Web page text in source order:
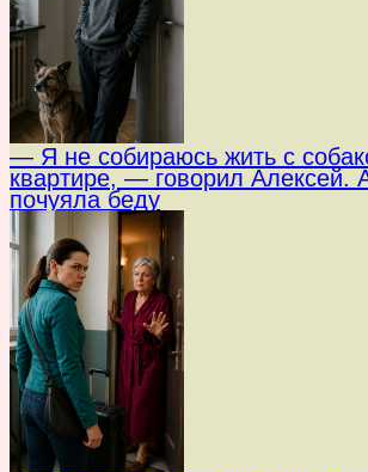
— Я не собираюсь жить с
квартире, — говорил Алексей.
почуяла беду